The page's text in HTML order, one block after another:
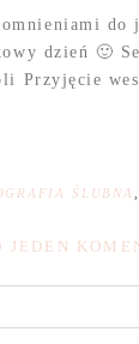
dzień 🙂
Przyjęcie
ŚLUBNA
JEDEN